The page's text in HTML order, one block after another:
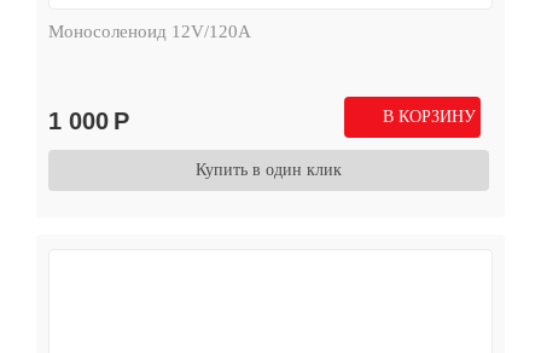
Моносоленоид 12V/120А
1 000 Р В КОРЗИНУ
Купить в один клик